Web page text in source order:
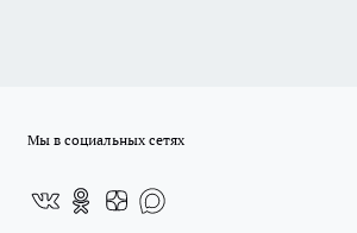
Мы в социальных сетях